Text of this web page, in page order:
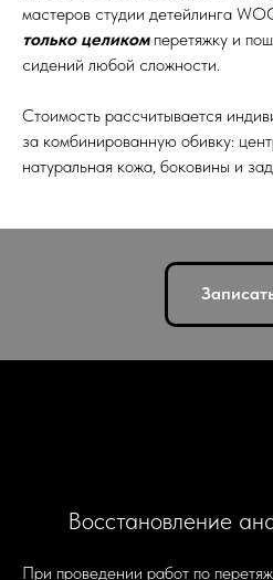
мастеров студии детейлинга
только целикомперетяжку и
сидений любой сложности.
Стоимость рассчитывается
за комбинированную обивку:
натуральная кожа, боковины и
Восстановление
При проведении работ по